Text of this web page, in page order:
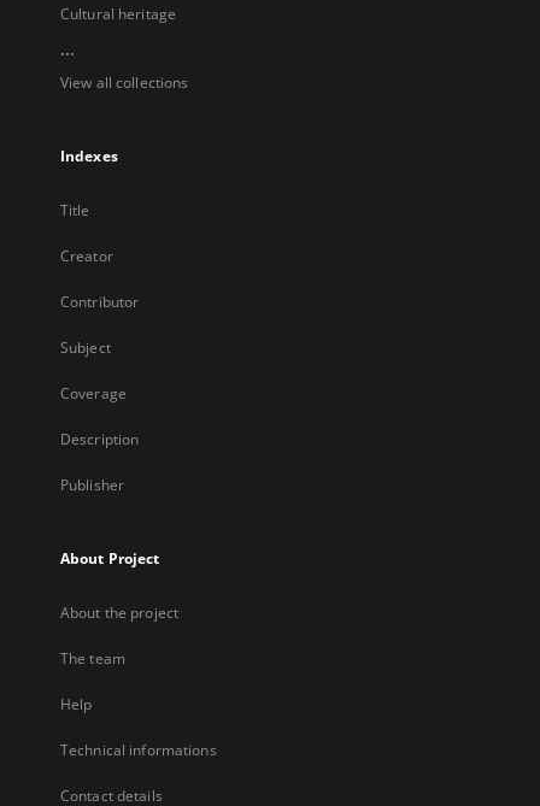
Cultural heritage
...
View all collections
Indexes
Title
Creator
Contributor
Subject
Coverage
Description
Publisher
About Project
About the project
The team
Help
Technical informations
Contact details